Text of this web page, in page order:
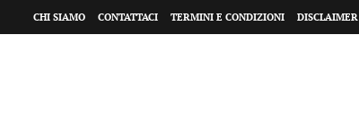
CHI SIAMO CONTATTACI TERMINI E CONDIZIONI DISCLAIMER